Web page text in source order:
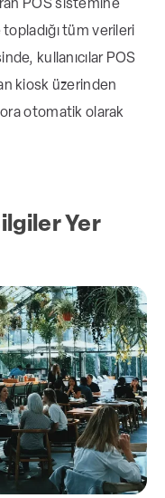
POS sistemine
tüm verileri
kullanıcılar POS
kiosk üzerinden
otomatik olarak
Yer